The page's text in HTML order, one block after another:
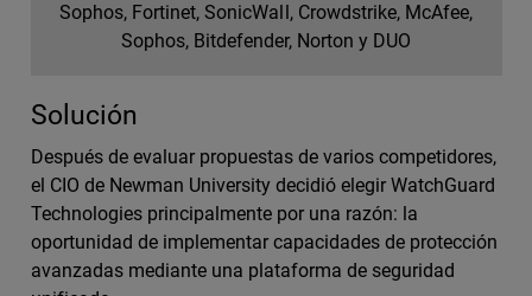
Sophos, Fortinet, SonicWall, Crowdstrike, McAfee,
Sophos, Bitdefender, Norton y DUO
Solución
Después de evaluar propuestas de varios competidores,
el CIO de Newman University decidió elegir WatchGuard
Technologies principalmente por una razón: la
oportunidad de implementar capacidades de protección
avanzadas mediante una plataforma de seguridad